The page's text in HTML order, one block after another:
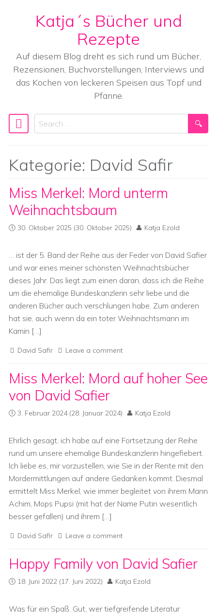
Skip to content
Katja´s Bücher und
Rezepte
Auf diesem Blog dreht es sich rund um Bücher,
Rezensionen, Buchvorstellungen, Interviews und
das Kochen von leckeren Speisen aus Topf und
Pfanne.
Main Navigation
Search
Kategorie: David Safir
Miss Merkel: Mord unterm
Weihnachtsbaum
30. Oktober 2025 (30. Oktober 2025) Katja Ezold
… ist der 5. Band der Reihe aus der Feder von David Safier
und war eines meiner schönsten Weihnachtsbücher
dieses Jahr. Das liegt zum einen daran, dass ich die Reihe
um die ehemalige Bundeskanzlerin sehr liebe und die
anderen Bücher auch verschlungen habe. Zum anderen
hat sie, auch wenn da ein toter Weihnachtsmann im
Kamin […]
David Safir Leave a comment
Miss Merkel: Mord auf hoher See
von David Safier
3. Februar 2024(28. Januar 2024) Katja Ezold
Ehrlich gesagt, ich habe auf eine Fortsetzung der Reihe
rund um unsere ehemalige Bundeskanzlerin hingefiebert.
Ich liebe es, mir vorzustellen, wie Sie in der Rente mit den
Mordermittlungen auf andere Gedanken kommt. Diesmal
ermittelt Miss Merkel, wie immer begleitet von ihrem Mann
Achim, Mops Pupsi (mit hat der Name Putin wesentlich
besser gefallen) und ihrem […]
David Safir Leave a comment
Happy Family von David Safier
18. Juni 2022 (17. Juni 2022) Katja Ezold
Was für ein Spaß. Gut, wer tiefgreifende Literatur